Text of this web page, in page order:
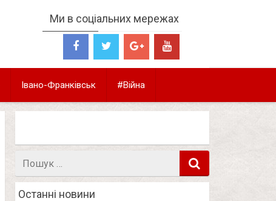
Ми в соціальних мережах
Івано-Франківськ #Війна
Останні новини